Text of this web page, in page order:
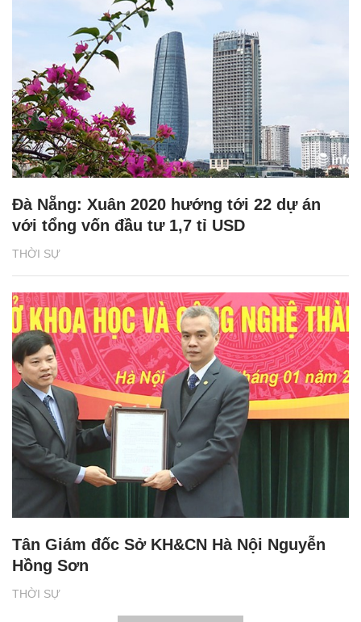
THỜI SỰ
Đà Nẵng: Xuân 2020 hướng tới 22 dự án
với tổng vốn đầu tư 1,7 tỉ USD
THỜI SỰ
Tân Giám đốc Sở KH&CN Hà Nội Nguyễn
Hồng Sơn